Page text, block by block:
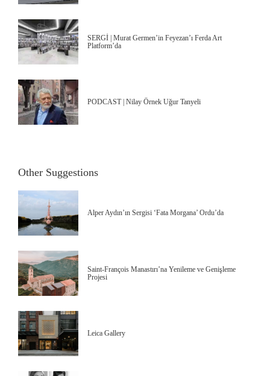
SERGİ | Murat Germen’in Feyezan’ı Ferda Art
Platform’da
PODCAST | Nilay Örnek Uğur Tanyeli
Other Suggestions
Alper Aydın’ın Sergisi ‘Fata Morgana’ Ordu’da
Saint-François Manastırı’na Yenileme ve Genişleme
Projesi
Leica Gallery